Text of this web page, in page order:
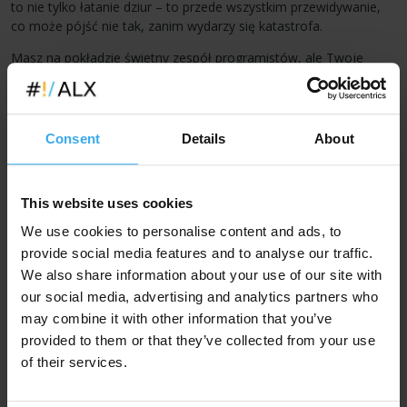
Consent Details About
This website uses cookies
We use cookies to personalise content and ads, to
provide social media features and to analyse our traffic.
We also share information about your use of our site with
our social media, advertising and analytics partners who
may combine it with other information that you’ve
provided to them or that they’ve collected from your use
of their services.
to nie tylko łatanie dziur – to przede wszystkim przewidywanie,
co może pójść nie tak, zanim wydarzy się katastrofa.
Masz na pokładzie świetny zespół programistów, ale Twoje
aplikacje wciąż przechodzą trudne testy bezpieczeństwa? Twoi
testerzy zgłaszają podatności, które spowalniają wdrożenia? A
może po prostu Twoi klienci coraz częściej pytają o standardy
bezpieczeństwa, których nie potrafisz im w pełni
rozwiązuje te problemy. Podczas trzech intensywnych dni:
nauczysz się patrzeć na swój kod oczami napastnika,
poznasz metody przełamywania zabezpieczeń i nauczysz się
im przeciwdziałać,
dowiesz się, jak implementować sprawdzone mechanizmy
ochrony na iOS i Androidzie,
zyskasz umiejętności, które pozwolą Ci tworzyć aplikacje
spełniające wymagania bezpieczeństwa dużych klientów,
odkryjesz, jak proste błędy otwierają drzwi do poważnych